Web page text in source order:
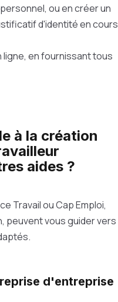
ou en créer un
d'identité en cours
ligne, en fournissant tous
à la création
aides ?
Travail ou Cap Emploi,
peuvent vous guider vers
d'entreprise